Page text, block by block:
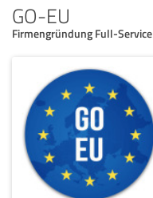
GO-EU
Firmengründung Full-